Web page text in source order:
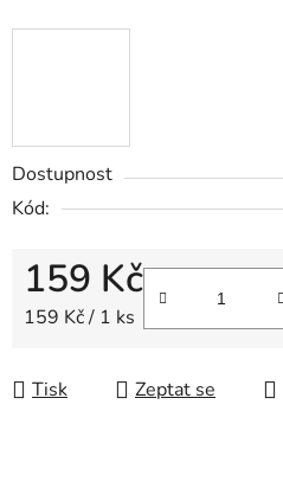
Dostupnost
Kód:
159 Kč
Měrná cena:
159 Kč / 1 ks
Tisk Zeptat se